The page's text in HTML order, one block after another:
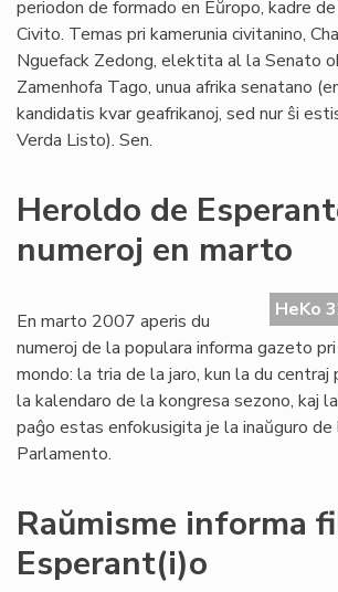
periodon de formado en Eŭropo, kadre
Civito. Temas pri kamerunia civitanino,
Nguefack Zedong, elektita al la Senato
Zamenhofa Tago, unua afrika senatano
kandidatis kvar geafrikanoj, sed nur ŝi
Verda Listo). Sen.
Heroldo de
numeroj en marto
HeKo
En marto 2007 aperis du
numeroj de la populara informa gazeto
mondo: la tria de la jaro, kun la du
la kalendaro de la kongresa sezono, kaj
paĝo estas enfokusigita je la inaŭguro de
Parlamento.
Raŭmisme informa
Esperant(i)o